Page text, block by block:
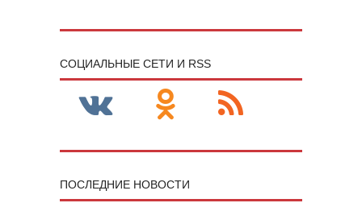
CОЦИАЛЬНЫЕ СЕТИ И RSS
ПОСЛЕДНИЕ НОВОСТИ